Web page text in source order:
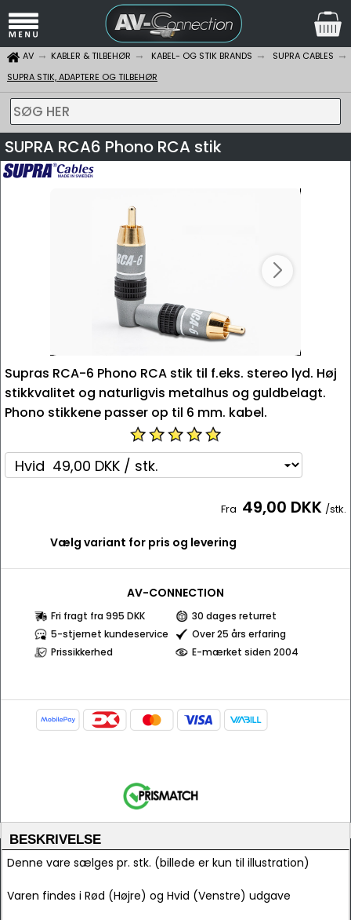
AV KABLER & TILBEHØR KABEL- OG STIK BRANDS
SUPRA CABLES
SUPRA STIK, ADAPTERE OG TILBEHØR
SØG HER
SUPRA RCA6 Phono RCA stik
Supras RCA-6 Phono RCA stik til f.eks. stereo lyd. Høj
stikkvalitet og naturligvis metalhus og guldbelagt.
Phono stikkene passer op til 6 mm. kabel.
Fra 49,00 DKK /stk.
Vælg variant for pris og levering
AV-CONNECTION
Fri fragt fra 995 DKK
30 dages returret
5-stjernet kundeservice
Over 25 års erfaring
Prissikkerhed
E-mærket siden 2004
BESKRIVELSE
Denne vare sælges pr. stk. (billede er kun til illustration)
Varen findes i Rød (Højre) og Hvid (Venstre) udgave